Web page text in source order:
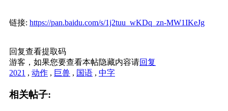
链接: https://pan.baidu.com/s/1j2tuu_wKDq_zn-MW1IKeJg
回复查看提取码
游客，如果您要查看本帖隐藏内容请回复
2021 , 动作 , 巨兽 , 国语 , 中字
相关帖子: